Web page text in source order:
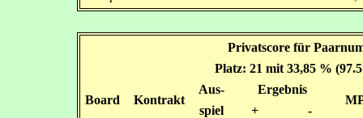
Privatscore für
Platz: 21 mit 33,85 %
Board Kontrakt
Aus- Ergebnis
spiel +
-